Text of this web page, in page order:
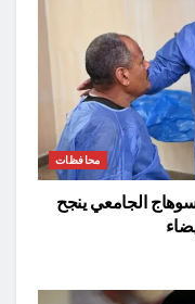
محافظات
الجامعي ينجح